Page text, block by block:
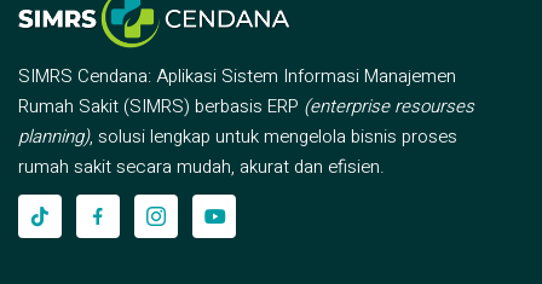
SIMRS Cendana: Aplikasi Sistem Informasi Manajemen
Rumah Sakit (SIMRS) berbasis ERP (enterprise resourses
planning), solusi lengkap untuk mengelola bisnis proses
rumah sakit secara mudah, akurat dan efisien.